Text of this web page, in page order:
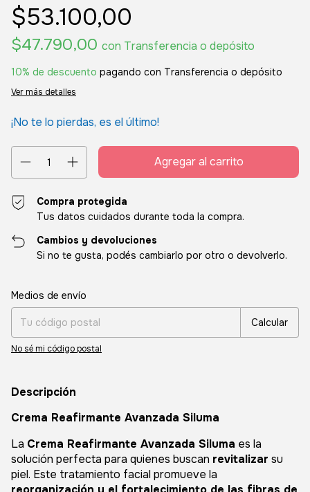
$53.100,00
$47.790,00 con Transferencia o depósito
10% de descuento pagando con Transferencia o depósito
Ver más detalles
¡No te lo pierdas, es el último!
Compra protegida
Tus datos cuidados durante toda la compra.
Cambios y devoluciones
Si no te gusta, podés cambiarlo por otro o devolverlo.
Entregas para el CP:
Medios de envío
Calcular
No sé mi código postal
Descripción
Crema Reafirmante Avanzada Siluma
La Crema Reafirmante Avanzada Siluma es la
solución perfecta para quienes buscan revitalizar su
piel. Este tratamiento facial promueve la